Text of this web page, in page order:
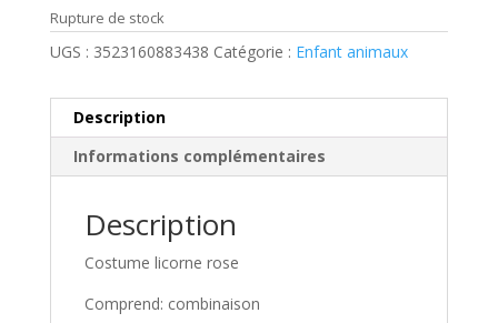
Rupture de stock
UGS : 3523160883438 Catégorie : Enfant animaux
Description
Informations complémentaires
Description
Costume licorne rose
Comprend: combinaison